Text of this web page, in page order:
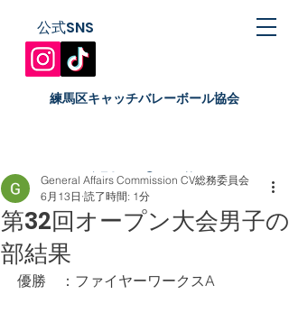
​練馬区キャッチバレーボール協会
公式SNS
catch70gac@gmail.com
第32回オープン大会男子の
部結果
General Affairs Commission CV総務委員会
6月13日 読了時間: 1分
優勝　： ファイヤーワークスA